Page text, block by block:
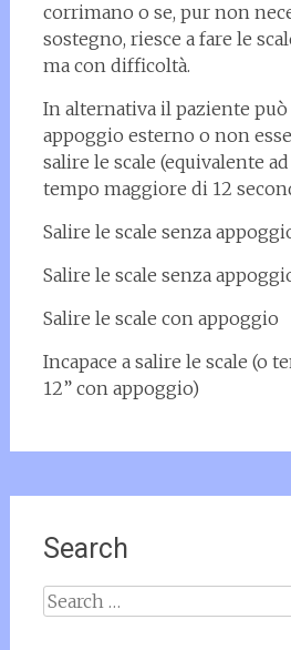
corrimano o se, pur non
sostegno, riesce a fare le
ma con difficoltà.
In alternativa il paziente
appoggio esterno o non
salire le scale (equivalente
tempo maggiore di 12
Salire le scale senza
Salire le scale senza
Salire le scale con appoggio
Incapace a salire le scale (o
12” con appoggio)
Search
Search for: